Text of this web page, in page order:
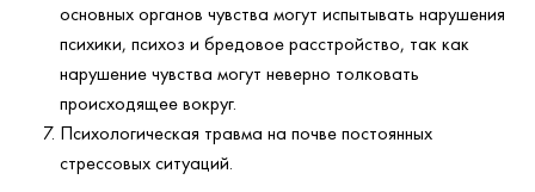
основных органов чувства могут испытывать нарушения
психики, психоз и бредовое расстройство, так как
нарушение чувства могут неверно толковать
происходящее вокруг.
Психологическая травма на почве постоянных
стрессовых ситуаций.